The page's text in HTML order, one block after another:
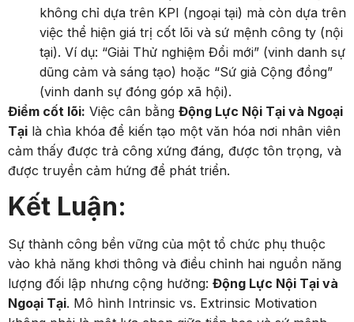
không chỉ dựa trên KPI (ngoại tại) mà còn dựa trên
việc thể hiện giá trị cốt lõi và sứ mệnh công ty (nội
tại). Ví dụ: “Giải Thử nghiệm Đổi mới” (vinh danh sự
dũng cảm và sáng tạo) hoặc “Sứ giả Cộng đồng”
(vinh danh sự đóng góp xã hội).
Điểm cốt lõi: Việc cân bằng Động Lực Nội Tại và Ngoại
Tại là chìa khóa để kiến tạo một văn hóa nơi nhân viên
cảm thấy được trả công xứng đáng, được tôn trọng, và
được truyền cảm hứng để phát triển.
Kết Luận:
Sự thành công bền vững của một tổ chức phụ thuộc
vào khả năng khơi thông và điều chỉnh hai nguồn năng
lượng đối lập nhưng cộng hưởng: Động Lực Nội Tại và
Ngoại Tại. Mô hình Intrinsic vs. Extrinsic Motivation